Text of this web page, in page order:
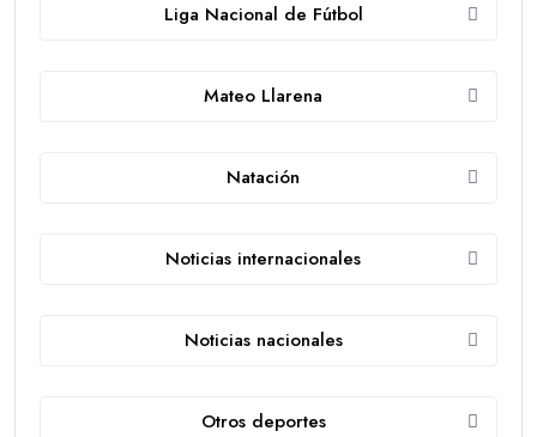
Liga Nacional de Fútbol
Mateo Llarena
Natación
Noticias internacionales
Noticias nacionales
Otros deportes